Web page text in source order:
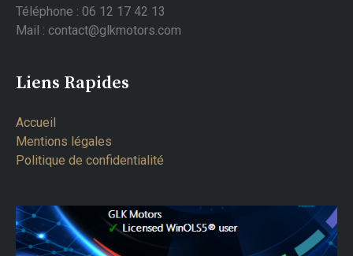
Téléphone : 06 12 17 42 13
Mail : contact@glkmotors.com
Liens Rapides
Accueil
Mentions légales
Politique de confidentialité